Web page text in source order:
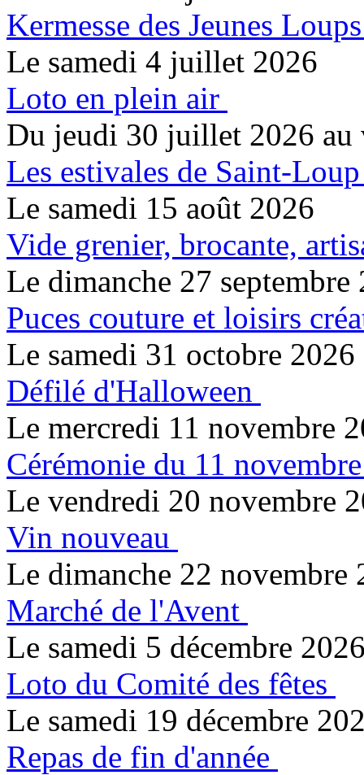
Kermesse des Jeunes Loups
Le samedi 4 juillet 2026
Loto en plein air
Du jeudi 30 juillet 2026
Les estivales de Saint-Loup
Le samedi 15 août 2026
Vide grenier, brocante,
Le dimanche 27 septembre
Puces couture et loisirs
Le samedi 31 octobre 2026
Défilé d'Halloween
Le mercredi 11 novembre
Cérémonie du 11 novembre
Le vendredi 20 novembre
Vin nouveau
Le dimanche 22 novembre
Marché de l'Avent
Le samedi 5 décembre
Loto du Comité des fêtes
Le samedi 19 décembre
Repas de fin d'année